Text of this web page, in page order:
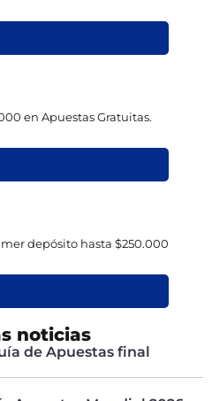
en Apuestas Gratuitas.
depósito hasta $250.000
noticias
de Apuestas final